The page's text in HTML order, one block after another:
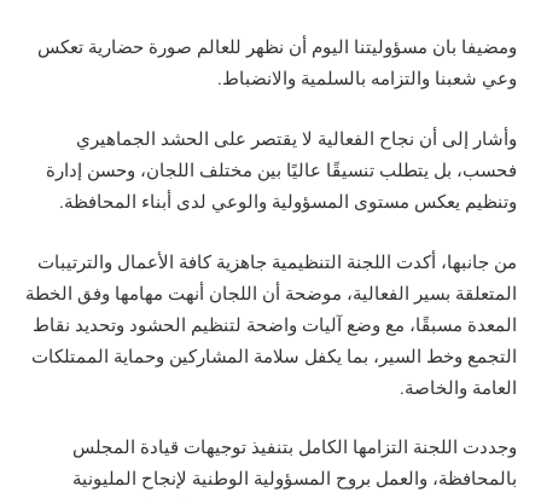
ومضيفا بان مسؤوليتنا اليوم أن نظهر للعالم صورة حضارية تعكس
وعي شعبنا والتزامه بالسلمية والانضباط.
وأشار إلى أن نجاح الفعالية لا يقتصر على الحشد الجماهيري
فحسب، بل يتطلب تنسيقًا عاليًا بين مختلف اللجان، وحسن إدارة
وتنظيم يعكس مستوى المسؤولية والوعي لدى أبناء المحافظة.
من جانبها، أكدت اللجنة التنظيمية جاهزية كافة الأعمال والترتيبات
المتعلقة بسير الفعالية، موضحة أن اللجان أنهت مهامها وفق الخطة
المعدة مسبقًا، مع وضع آليات واضحة لتنظيم الحشود وتحديد نقاط
التجمع وخط السير، بما يكفل سلامة المشاركين وحماية الممتلكات
العامة والخاصة.
وجددت اللجنة التزامها الكامل بتنفيذ توجيهات قيادة المجلس
بالمحافظة، والعمل بروح المسؤولية الوطنية لإنجاح المليونية